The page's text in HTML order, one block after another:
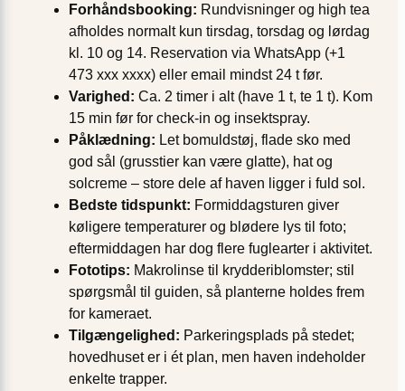
Forhåndsbooking: Rundvisninger og high tea
afholdes normalt kun tirsdag, torsdag og lørdag
kl. 10 og 14. Reservation via WhatsApp (+1
473 xxx xxxx) eller email mindst 24 t før.
Varighed: Ca. 2 timer i alt (have 1 t, te 1 t). Kom
15 min før for check-in og insekt­spray.
Påklædning: Let bomuldstøj, flade sko med
god sål (grusstier kan være glatte), hat og
solcreme – store dele af haven ligger i fuld sol.
Bedste tidspunkt: Formiddagsturen giver
køligere temperaturer og blødere lys til foto;
eftermiddagen har dog flere fuglearter i aktivitet.
Fototips: Makrolinse til krydderiblomster; stil
spørgsmål til guiden, så planterne holdes frem
for kameraet.
Tilgængelighed: Parkeringsplads på stedet;
hovedhuset er i ét plan, men haven indeholder
enkelte trapper.